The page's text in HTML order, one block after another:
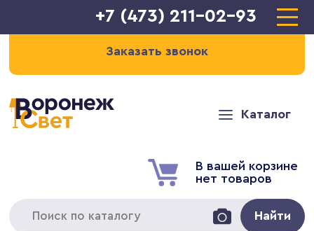
+7 (473) 211-02-93
Заказать звонок
Каталог
В вашей корзине
нет товаров
Найти